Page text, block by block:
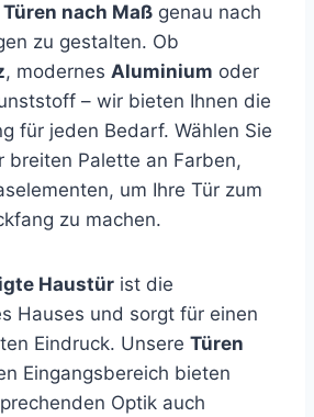
Türen nach Maß genau nach
zu gestalten. Ob
, modernes Aluminium oder
– wir bieten Ihnen die
für jeden Bedarf. Wählen Sie
breiten Palette an Farben,
um Ihre Tür zum
zu machen.
Haustür ist die
Hauses und sorgt für einen
Eindruck. Unsere Türen
Eingangsbereich bieten
Optik auch